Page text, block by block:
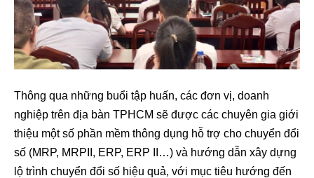
Thông qua những buổi tập huấn, các đơn vị, doanh
nghiệp trên địa bàn TPHCM sẽ được các chuyên gia giới
thiệu một số phần mềm thông dụng hỗ trợ cho chuyển đổi
số (MRP, MRPII, ERP, ERP II…) và hướng dẫn xây dựng
lộ trình chuyển đổi số hiệu quả, với mục tiêu hướng đến